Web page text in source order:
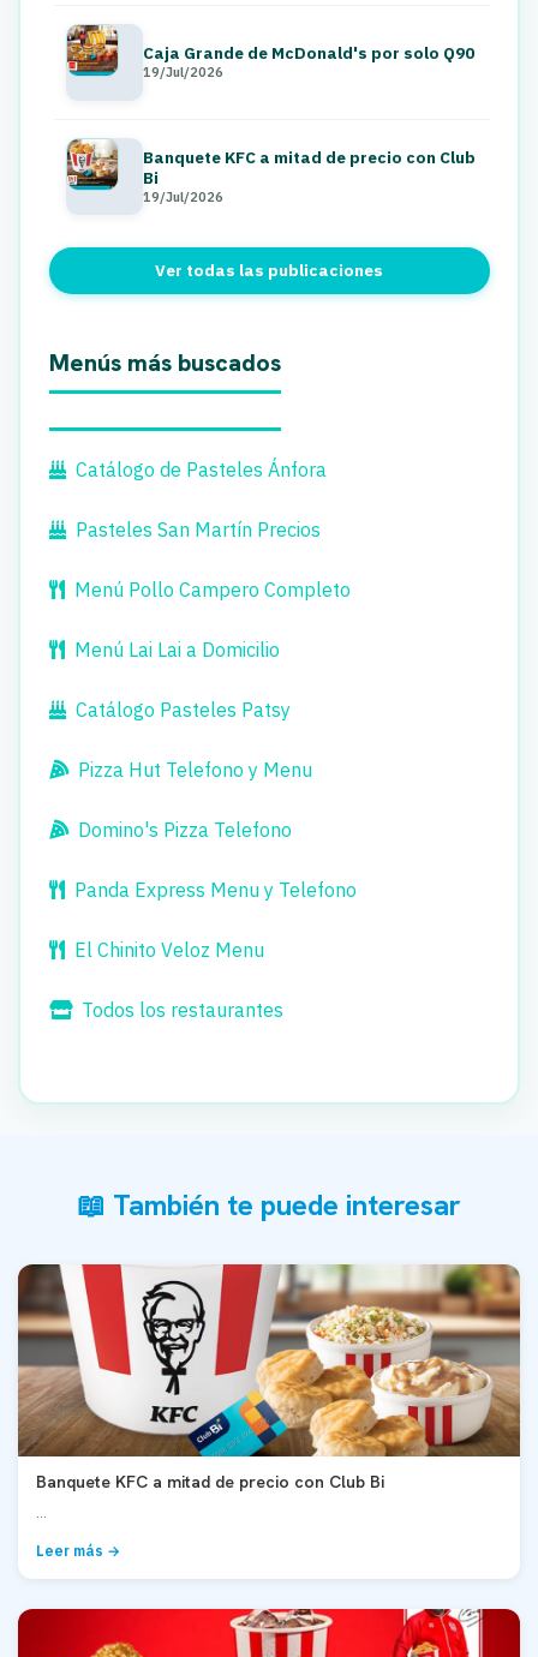
Caja Grande de McDonald's por solo Q90
19/Jul/2026
Banquete KFC a mitad de precio con Club
Bi
19/Jul/2026
Ver todas las publicaciones
Menús más buscados
Catálogo de Pasteles Ánfora
Pasteles San Martín Precios
Menú Pollo Campero Completo
Menú Lai Lai a Domicilio
Catálogo Pasteles Patsy
Pizza Hut Telefono y Menu
Domino's Pizza Telefono
Panda Express Menu y Telefono
El Chinito Veloz Menu
Todos los restaurantes
📖 También te puede interesar
Banquete KFC a mitad de precio con Club Bi
...
Leer más →